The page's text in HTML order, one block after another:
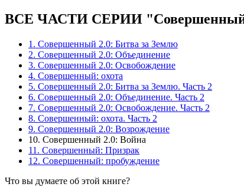
ВСЕ ЧАСТИ СЕРИИ
1. Совершенный 2.0: Битва за Землю
2. Совершенный 2.0: Объединение
3. Совершенный 2.0: Освобождение
4. Совершенный: охота
5. Совершенный 2.0: Битва за Землю. Часть 2
6. Совершенный 2.0: Объединение. Часть 2
7. Совершенный 2.0: Освобождение. Часть 2
8. Совершенный: охота. Часть 2
9. Совершенный 2.0: Возрождение
10. Совершенный 2.0: Война
11. Совершенный: Призрак
12. Совершенный: пробуждение
Что вы думаете об этой книге?